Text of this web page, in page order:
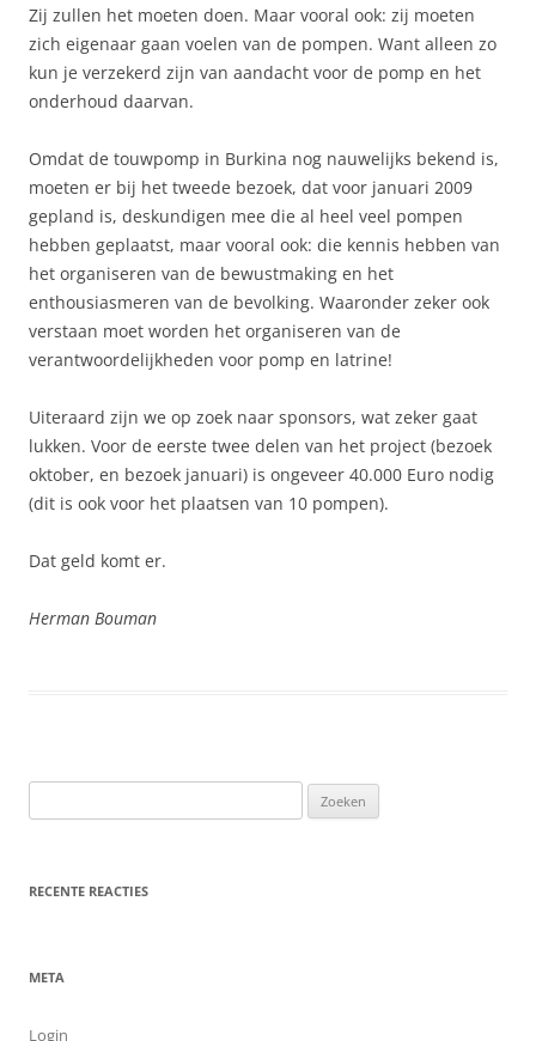
Zij zullen het moeten doen. Maar vooral ook: zij moeten
zich eigenaar gaan voelen van de pompen. Want alleen zo
kun je verzekerd zijn van aandacht voor de pomp en het
onderhoud daarvan.
Omdat de touwpomp in Burkina nog nauwelijks bekend is,
moeten er bij het tweede bezoek, dat voor januari 2009
gepland is, deskundigen mee die al heel veel pompen
hebben geplaatst, maar vooral ook: die kennis hebben van
het organiseren van de bewustmaking en het
enthousiasmeren van de bevolking. Waaronder zeker ook
verstaan moet worden het organiseren van de
verantwoordelijkheden voor pomp en latrine!
Uiteraard zijn we op zoek naar sponsors, wat zeker gaat
lukken. Voor de eerste twee delen van het project (bezoek
oktober, en bezoek januari) is ongeveer 40.000 Euro nodig
(dit is ook voor het plaatsen van 10 pompen).
Dat geld komt er.
Herman Bouman
naar:
RECENTE REACTIES
META
Login